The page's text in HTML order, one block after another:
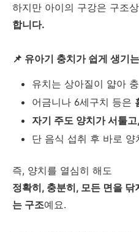
하지만 아이의 구강은 구조상
합니다.
📌 유아기 충치가 쉽게 생기
유치는 상아질이 얇아
어금니나 6세구치 등은
자기 주도 양치가 서툴
단 음식 섭취 후 바로
즉, 양치를 열심히 해도
정확히, 충분히, 모든 면을
는 구조예요.